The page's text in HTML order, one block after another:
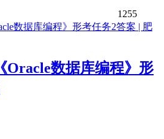
1255
Oracle数据库编程》形